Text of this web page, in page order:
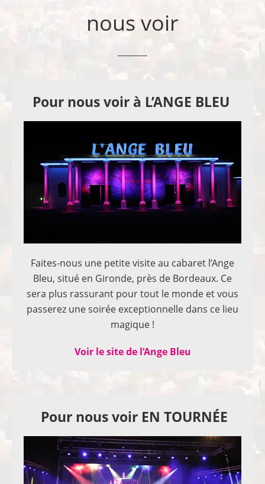
nous voir
Pour nous voir à L’ANGE BLEU
Faites-nous une petite visite au cabaret l’Ange
Bleu, situé en Gironde, près de Bordeaux. Ce
sera plus rassurant pour tout le monde et vous
passerez une soirée exceptionnelle dans ce lieu
magique !
Voir le site de l’Ange Bleu
Pour nous voir EN TOURNÉE